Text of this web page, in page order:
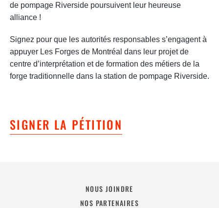
de pompage Riverside poursuivent leur heureuse
alliance !
Signez pour que les autorités responsables s’engagent à
appuyer Les Forges de Montréal dans leur projet de
centre d’interprétation et de formation des métiers de la
forge traditionnelle dans la station de pompage Riverside.
SIGNER LA PÉTITION
NOUS JOINDRE
NOS PARTENAIRES